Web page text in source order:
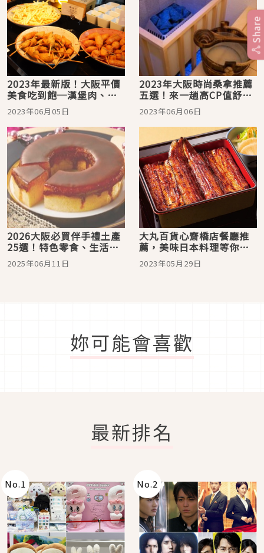
2023年最新版！大阪平價
美食吃到飽─漢堡肉、生
蛋拌飯、義式料理應有盡
有
2023年06月05日
2023年大阪時尚桑拿推薦
五選！來一趟高CP值舒壓
療癒行程
2023年06月06日
2026大阪必買伴手禮土產
25選！特色零食、生活雜
貨超好買
2025年06月11日
大丸百貨心齋橋店餐廳推
薦，美味日本料理等你來
品嚐
2023年05月29日
妳可能會喜歡
最新排名
No.1 No.2
Share